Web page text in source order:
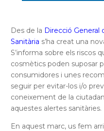
Des de la Direcció General
Sanitària s’ha creat una
S’informa sobre els riscos
cosmètics poden suposar
consumidores i unes
seguir per evitar-los i/o
coneixement de la
aquestes alertes sanitàries.
En aquest marc, us fem